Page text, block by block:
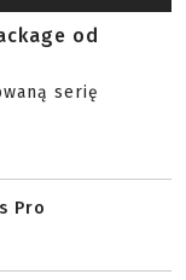
od
serię
Pro